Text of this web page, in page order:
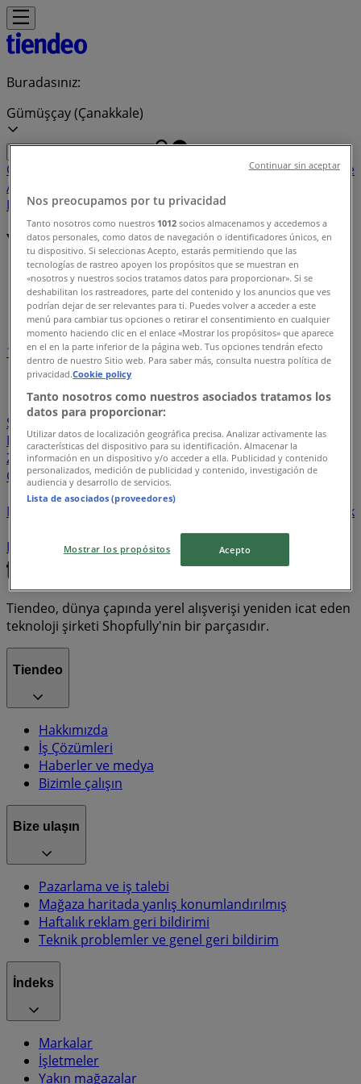
Buradasınız:
Gümüşçay (Çanakkale)
Öne çıkan
Giyim, Ayakkabı ve
Aksesuarlar
BakımOyuncak ve BebekAraba ve Motorsiklet
Yakın mağazalar
Gümüşçay (Çanakkale) şehrindeki Tiendeo»
Gümüşçay (Çanakkale) içinde mağaza dizini
1 345
7
BİM
Migros Happy Center A101
Çağrı Market
Şok Market
Onur Market
Hipermarketleri
Koçtaş Kim Market
Özkuruşlar
ZARA
Seç Market Türk Telekom
File Market
Grosper
Hakmar Express H&M Anpa Gross
Gratis
Metro
Show Market Karaca
Market
Arçelik
Oysho
İstikbal Mobilya
Bauhaus
Samsung Pekdemir Furpa
Tiendeo, dünya çapında yerel alışverişi yeniden icat eden
teknoloji şirketi Shopfully'nin bir parçasıdır.
Tiendeo
Hakkımızda
İş Çözümleri
Haberler ve medya
Bizimle çalışın
Bize ulaşın
Pazarlama ve iş talebi
Mağaza haritada yanlış konumlandırılmış
Haftalık reklam geri bildirimi
Teknik problemler ve genel geri bildirim
İndeks
Markalar
İşletmeler
Yakın mağazalar
Nos preocupamos por tu privacidad
Tanto nosotros como nuestros 1012 socios almacenamos y accedemos a
datos personales, como datos de navegación o identificadores únicos, en
tu dispositivo. Si seleccionas Acepto, estarás permitiendo que las
tecnologías de rastreo apoyen los propósitos que se muestran en
«nosotros y nuestros socios tratamos datos para proporcionar». Si se
deshabilitan los rastreadores, parte del contenido y los anuncios que ves
podrían dejar de ser relevantes para ti. Puedes volver a acceder a este
menú para cambiar tus opciones o retirar el consentimiento en cualquier
momento haciendo clic en el enlace «Mostrar los propósitos» que aparece
en el en la parte inferior de la página web. Tus opciones tendrán efecto
dentro de nuestro Sitio web. Para saber más, consulta nuestra política de
privacidad.Cookie policy
Tanto nosotros como nuestros asociados tratamos los
datos para proporcionar:
Utilizar datos de localización geográfica precisa. Analizar activamente las
características del dispositivo para su identificación. Almacenar la
información en un dispositivo y/o acceder a ella. Publicidad y contenido
personalizados, medición de publicidad y contenido, investigación de
audiencia y desarrollo de servicios.
Lista de asociados (proveedores)
Mostrar los propósitos Acepto
Continuar sin aceptar